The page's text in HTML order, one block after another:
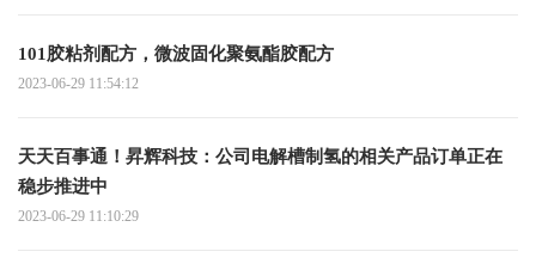
101胶粘剂配方，微波固化聚氨酯胶配方
2023-06-29 11:54:12
天天百事通！昇辉科技：公司电解槽制氢的相关产品订单正在
稳步推进中
2023-06-29 11:10:29